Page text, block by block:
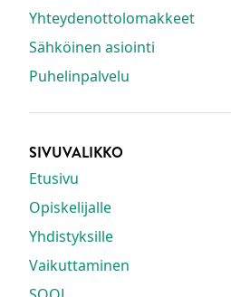
Yhteydenottolomakkeet
Sähköinen asiointi
Puhelinpalvelu
SIVUVALIKKO
Etusivu
Opiskelijalle
Yhdistyksille
Vaikuttaminen